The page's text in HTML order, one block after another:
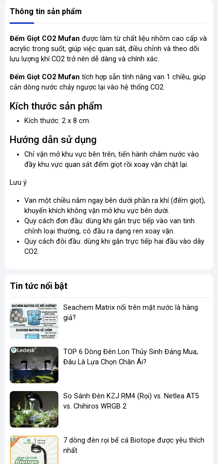
Thông tin sản phẩm
Đếm Giọt CO2 Mufan được làm từ chất liệu nhôm cao cấp và
acrylic trong suốt, giúp việc quan sát, điều chỉnh và theo dõi
lưu lượng khí CO2 trở nên dễ dàng và chính xác.
Đếm Giọt CO2 Mufan tích hợp sẵn tính năng van 1 chiều, giúp
cản dòng nước chảy ngược lại vào hệ thống CO2.
Kích thước sản phẩm
Kích thước: 2 x 8 cm.
Hướng dẫn sử dụng
Chỉ vặn mở khu vực bên trên, tiến hành châm nước vào
đầy khu vực quan sát đếm giọt rồi xoay vặn chặt lại.
Lưu ý
Van một chiều nằm ngay bên dưới phần ra khí (đếm giọt),
khuyến khích không vặn mở khu vực bên dưới.
Quy cách đơn đầu: dùng khi gắn trực tiếp vào van tinh
chỉnh loại thường, có đầu ra dạng ren xoay vặn.
Quy cách đôi đầu: dùng khi gắn trực tiếp hai đầu vào dây
CO2.
Tin tức nổi bật
Seachem Matrix nổi trên mặt nước là hàng
giả?
TOP 6 Dòng Đèn Lon Thủy Sinh Đáng Mua,
Đâu Là Lựa Chọn Chân Ái?
So Sánh Đèn KZJ RM4 (Rọi) vs. Netlea AT5
vs. Chihiros WRGB 2
7 dòng đèn rọi bể cá Biotope được yêu thích
nhất